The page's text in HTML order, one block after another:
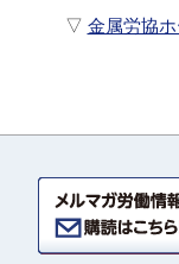
▽ 金属労協